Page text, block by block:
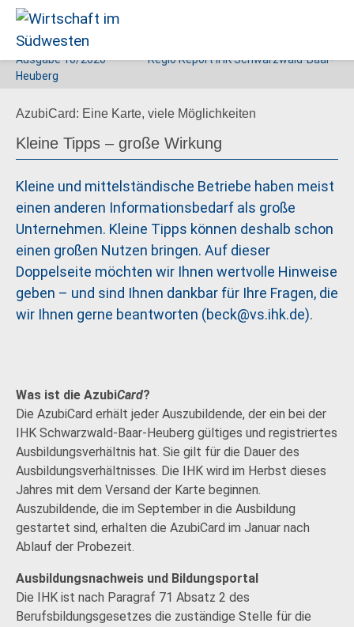
Wirtschaft
Südwesten
Ausgabe10/2020
Regio Report IHK Schwarzwald-Baar-
Heuberg
AzubiCard: Eine Karte, viele Möglichkeiten
Kleine Tipps – große Wirkung
Kleine und mittelständische Betriebe haben meist
einen anderen Informationsbedarf als große
Unternehmen. Kleine Tipps können deshalb schon
einen großen Nutzen bringen. Auf dieser
Doppelseite möchten wir Ihnen wertvolle Hinweise
geben – und sind Ihnen dankbar für Ihre Fragen, die
wir Ihnen gerne beantworten (beck@vs.ihk.de).
Was ist die AzubiCard?
Die AzubiCard erhält jeder Auszubildende, der ein bei der
IHK Schwarzwald-Baar-Heuberg gültiges und registriertes
Ausbildungsverhältnis hat. Sie gilt für die Dauer des
Ausbildungsverhältnisses. Die IHK wird im Herbst dieses
Jahres mit dem Versand der Karte beginnen.
Auszubildende, die im September in die Ausbildung
gestartet sind, erhalten die AzubiCard im Januar nach
Ablauf der Probezeit.
Ausbildungsnachweis und Bildungsportal
Die IHK ist nach Paragraf 71 Absatz 2 des
Berufsbildungsgesetzes die zuständige Stelle für die